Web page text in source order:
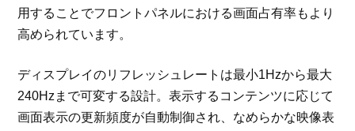
用することでフロントパネルにおける画面占有率もより
高められています。
ディスプレイのリフレッシュレートは最小1Hzから最大
240Hzまで可変する設計。表示するコンテンツに応じて
画面表示の更新頻度が自動制御され、なめらかな映像表